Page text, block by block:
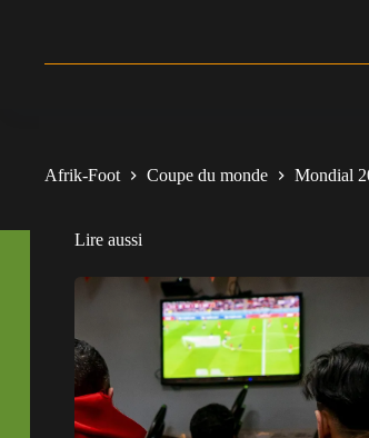
Afrik-Foot Coupe du monde Mondial
Lire aussi